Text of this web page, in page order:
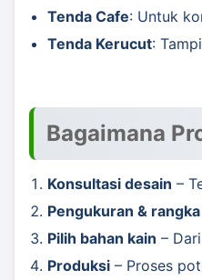
Tenda Cafe: Untuk
Tenda Kerucut:
Bagaimana
Konsultasi desain –
Pengukuran & rangka
Pilih bahan kain –
Produksi – Proses